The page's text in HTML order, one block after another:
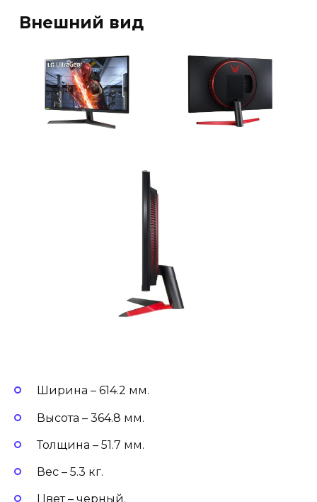
Внешний вид
Ширина – 614.2 мм.
Высота – 364.8 мм.
Толщина – 51.7 мм.
Вес – 5.3 кг.
Цвет – черный.